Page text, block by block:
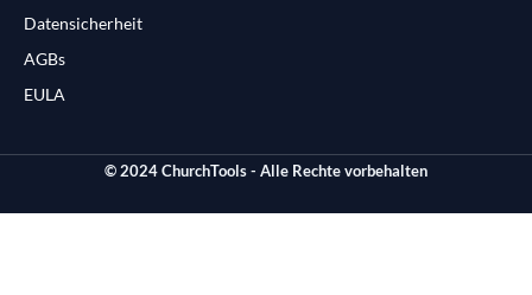
Datensicherheit
AGBs
EULA
© 2024 ChurchTools - Alle Rechte vorbehalten